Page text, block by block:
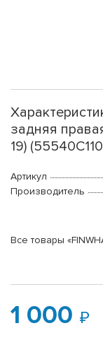
задняя
19)
Артикул
Производитель
Все товары
1 000